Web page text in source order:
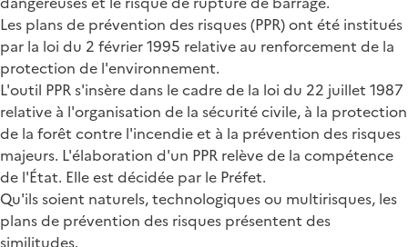
Les plans de prévention des risques (PPR) ont été institués
par la loi du 2 février 1995 relative au renforcement de la
protection de l'environnement.
L'outil PPR s'insère dans le cadre de la loi du 22 juillet 1987
relative à l'organisation de la sécurité civile, à la protection
de la forêt contre l'incendie et à la prévention des risques
majeurs. L'élaboration d'un PPR relève de la compétence
de l'État. Elle est décidée par le Préfet.
Qu'ils soient naturels, technologiques ou multirisques, les
plans de prévention des risques présentent des
similitudes.